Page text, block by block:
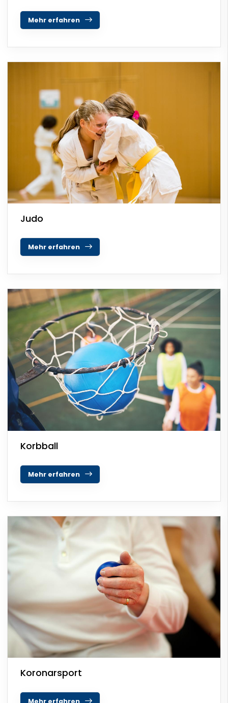
Mehr erfahren
Judo
Mehr erfahren
Korbball
Mehr erfahren
Koronarsport
Mehr erfahren